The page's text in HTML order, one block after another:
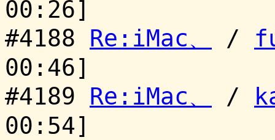
00:26]
#4188 Re:iMac、 /
00:46]
#4189 Re:iMac、 /
00:54]